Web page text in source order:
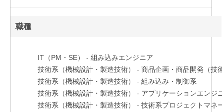
職種
IT（PM・SE） - 組み込みエンジニア
技術系（機械設計・製造技術） - 商品企画・商品開発（技
技術系（機械設計・製造技術） - 組み込み・制御系
技術系（機械設計・製造技術） - アプリケーションエンジ
技術系（機械設計・製造技術） - 技術系プロジェクトマネ